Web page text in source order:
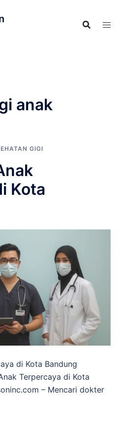
anak
GIGI
Kota
di Kota Bandung
Terpercaya di Kota
– Mencari dokter